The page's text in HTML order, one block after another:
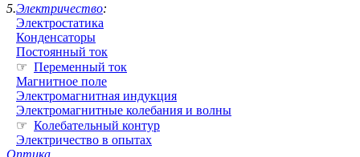
5.Электричество:
Электростатика
Конденсаторы
Постоянный ток
☞ Переменный ток
Магнитное поле
Электромагнитная индукция
Электромагнитные колебания и волны
☞ Колебательный контур
Электричество в опытах
Оптика